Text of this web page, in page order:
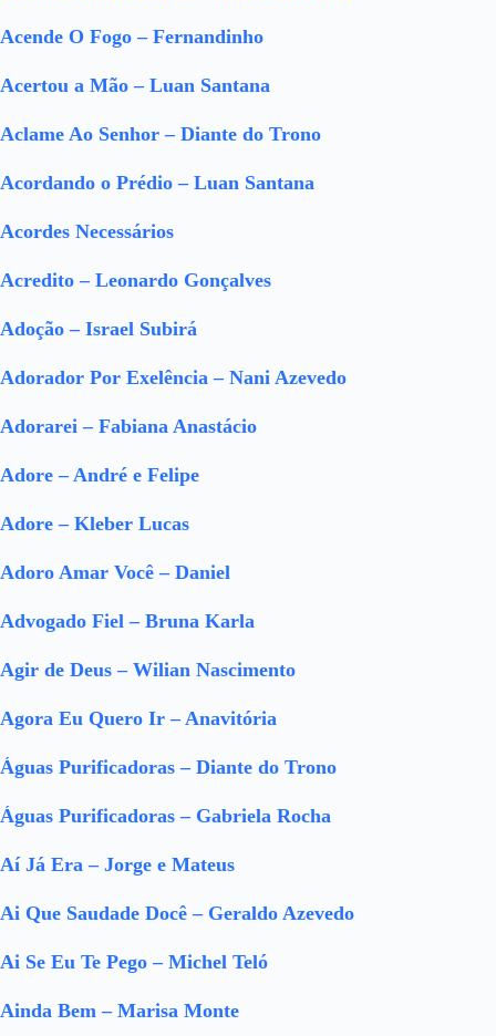
Acende O Fogo – Fernandinho
Acertou a Mão – Luan Santana
Aclame Ao Senhor – Diante do Trono
Acordando o Prédio – Luan Santana
Acordes Necessários
Acredito – Leonardo Gonçalves
Adoção – Israel Subirá
Adorador Por Exelência – Nani Azevedo
Adorarei – Fabiana Anastácio
Adore – André e Felipe
Adore – Kleber Lucas
Adoro Amar Você – Daniel
Advogado Fiel – Bruna Karla
Agir de Deus – Wilian Nascimento
Agora Eu Quero Ir – Anavitória
Águas Purificadoras – Diante do Trono
Águas Purificadoras – Gabriela Rocha
Aí Já Era – Jorge e Mateus
Ai Que Saudade Docê – Geraldo Azevedo
Ai Se Eu Te Pego – Michel Teló
Ainda Bem – Marisa Monte